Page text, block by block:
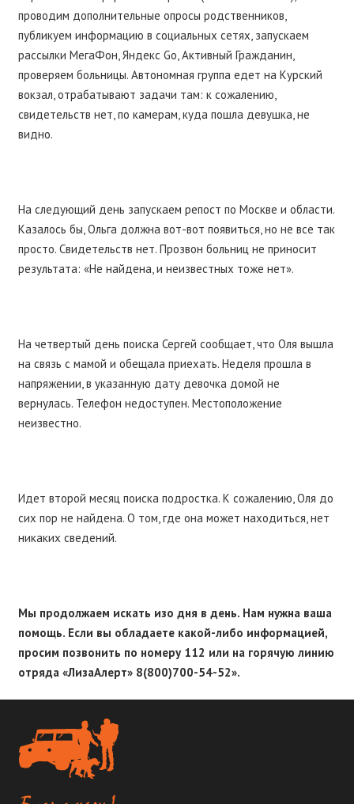
проводим дополнительные опросы родственников,
публикуем информацию в социальных сетях, запускаем
рассылки МегаФон, Яндекс Go, Активный Гражданин,
проверяем больницы. Автономная группа едет на Курский
вокзал, отрабатывают задачи там: к сожалению,
свидетельств нет, по камерам, куда пошла девушка, не
видно.
На следующий день запускаем репост по Москве и области.
Казалось бы, Ольга должна вот-вот появиться, но не все так
просто. Свидетельств нет. Прозвон больниц не приносит
результата: «Не найдена, и неизвестных тоже нет».
На четвертый день поиска Сергей сообщает, что Оля вышла
на связь с мамой и обещала приехать. Неделя прошла в
напряжении, в указанную дату девочка домой не
вернулась. Телефон недоступен. Местоположение
неизвестно.
Идет второй месяц поиска подростка. К сожалению, Оля до
сих пор не найдена. О том, где она может находиться, нет
никаких сведений.
Мы продолжаем искать изо дня в день. Нам нужна ваша
помощь. Если вы обладаете какой-либо информацией,
просим позвонить по номеру 112 или на горячую линию
отряда «ЛизаАлерт» 8(800)700-54-52».